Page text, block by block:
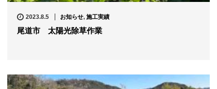
o
2023.8.5 お知らせ, 施工実績
尾道市 太陽光除草作業